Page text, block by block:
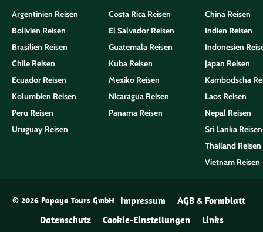
Argentinien Reisen
Bolivien Reisen
Brasilien Reisen
Chile Reisen
Ecuador Reisen
Kolumbien Reisen
Peru Reisen
Uruguay Reisen
Costa Rica Reisen
El Salvador Reisen
Guatemala Reisen
Kuba Reisen
Mexiko Reisen
Nicaragua Reisen
Panama Reisen
China Reisen
Indien Reisen
Indonesien
Japan Reisen
Kambodscha
Laos Reisen
Nepal Reisen
Sri Lanka Reisen
Thailand Reisen
Vietnam Reisen
© 2026 Papaya Tours GmbH Impressum
AGB & Formblatt
Datenschutz
Cookie-Einstellungen Links